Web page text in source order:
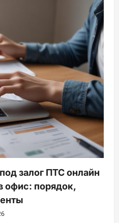
залог ПТС онлайн
офис: порядок,